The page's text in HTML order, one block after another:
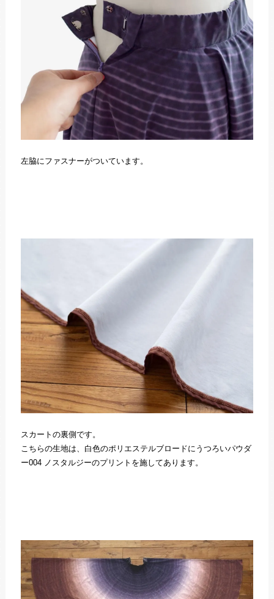
左脇にファスナーがついています。
スカートの裏側です。
こちらの生地は、白色のポリエステルブロードにうつろいパウダ
ー004 ノスタルジーのプリントを施してあります。